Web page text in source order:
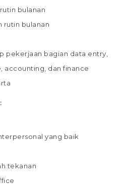
bulanan
rutin bulanan
pekerjaan bagian data entry,
accounting, dan finance
yang baik
tekanan